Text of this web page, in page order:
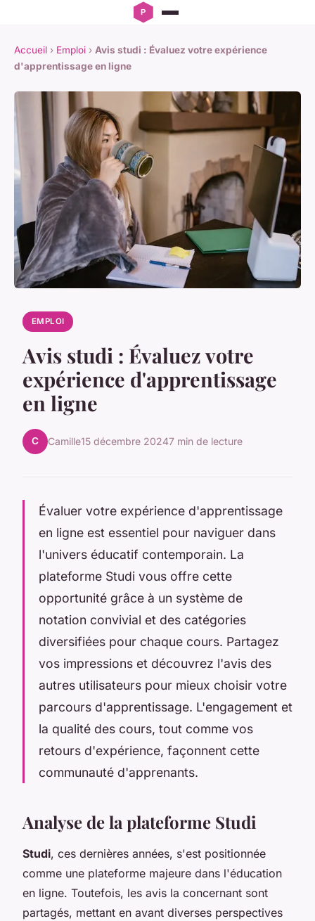
Accueil › Emploi › Avis studi : Évaluez votre expérience
d'apprentissage en ligne
EMPLOI
Avis studi : Évaluez votre
expérience d'apprentissage
en ligne
C Camille15 décembre 20247 min de lecture
Évaluer votre expérience d'apprentissage
en ligne est essentiel pour naviguer dans
l'univers éducatif contemporain. La
plateforme Studi vous offre cette
opportunité grâce à un système de
notation convivial et des catégories
diversifiées pour chaque cours. Partagez
vos impressions et découvrez l'avis des
autres utilisateurs pour mieux choisir votre
parcours d'apprentissage. L'engagement et
la qualité des cours, tout comme vos
retours d'expérience, façonnent cette
communauté d'apprenants.
Analyse de la plateforme Studi
Studi, ces dernières années, s'est positionnée
comme une plateforme majeure dans l'éducation
en ligne. Toutefois, les avis la concernant sont
partagés, mettant en avant diverses perspectives